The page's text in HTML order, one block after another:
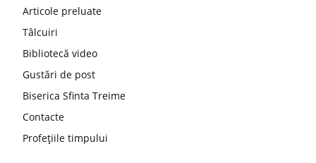
Articole preluate
Tâlcuiri
Bibliotecă video
Gustări de post
Biserica Sfinta Treime
Contacte
Profețiile timpului